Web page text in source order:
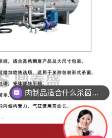
玻璃瓶燕窝适合什么杀菌方式?